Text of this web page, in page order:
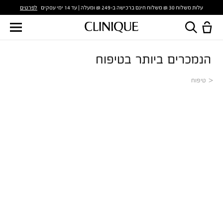
עלות משלוח 30 ₪ משלוח חינם ברכישה ב-249 ₪ ומעלה | עד 14 ימי עסקים לפרטים
הנמכרים ביותר בטיפוח
טיפוח